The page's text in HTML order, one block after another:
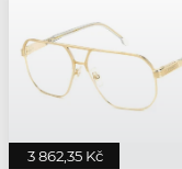
3 862,35 Kč